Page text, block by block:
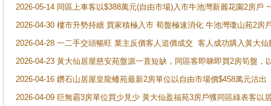
2026-05-14 同區上車客以$388萬元(自由市場)入市牛池灣新麗花園2房戶
2026-04-30 樓市升勢持續 買家積極入市 荀盤極速消化 牛池灣瓊山苑2房
2026-04-28 一二手交頭暢旺 業主反價客人追價成交 客人成功購入黃大
2026-04-23 黃大仙居屋慈安苑盤源一直短缺，同區客即睇即買2房筍盤，
2026-04-16 鑽石山居屋皇龍蟠苑最新2房單位以自由市場價$458萬元沽出
2026-04-09 巨無霸3房單位買少見少 黃大仙盈福苑3房戶獲同區綠表客以